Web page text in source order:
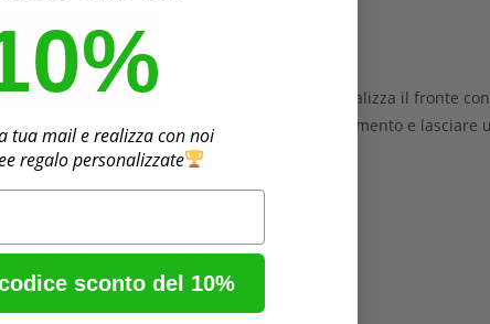
del tavolo in modo chiaro e raffinato. Personalizza il fronte
stile. Ideali per organizzare al meglio il ricevimento e lasciare
inserire, così da ricevere il prezzo
tua mail e realizza con noi
regalo personalizzate
sconto del 10%